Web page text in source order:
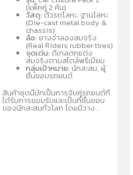
Porsche, Audi, Nissan เหมาะ
สำหรับนักสะสมอายุ 3 ปีขึ้นไป
(แพ็คคู่ 2 คัน)
วัสดุ: ตัวรถโลหะ, ฐานโลหะ
(Die-cast metal body &
chassis)
ล้อ: ยางจำลองสมจริง
(Real Riders rubber tires)
จุดเด่น: ดีเทลตกแต่ง
สมจริงตามสไตล์พรีเมียม
กลุ่มเป้าหมาย: นักสะสม, ผู้
ชื่นชอบรถยนต์
สินค้าชุดนี้มักเป็นการจับคู่รถยนต์ที่
ได้รับการยอมรับและเป็นที่ชื่นชอบ
ของนักสะสมทั่วโลก โดยมีวาง